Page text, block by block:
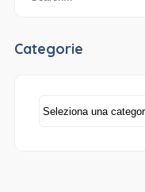
Categorie